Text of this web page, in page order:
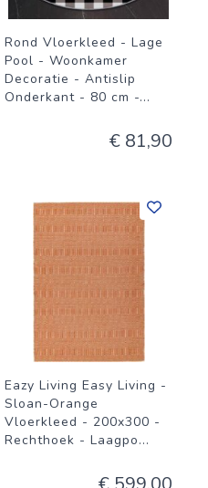
Rond Vloerkleed - Lage
Pool - Woonkamer
Decoratie - Antislip
Onderkant - 80 cm -...
€ 81,90
Eazy Living Easy Living -
Sloan-Orange
Vloerkleed - 200x300 -
Rechthoek - Laagpo...